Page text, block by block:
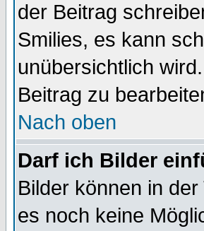
der Beitrag
Smilies, es kann
unübersichtlich
Beitrag zu
Nach oben
Darf ich Bilder
Bilder können in
es noch keine